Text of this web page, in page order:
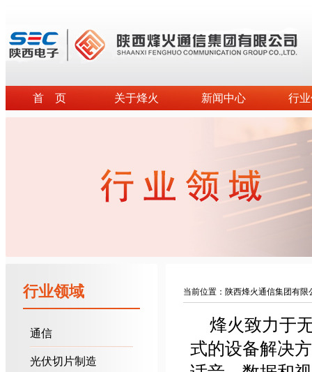
首 页 关于烽火 新闻中心 行
行业领域
通信
光伏切片制造
当前位置： 陕西烽火通信集团有限
烽火致力于
式的设备解决